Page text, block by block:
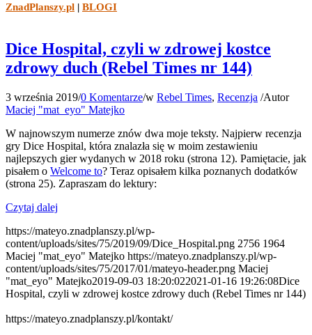
ZnadPlanszy.pl | BLOGI
Dice Hospital, czyli w zdrowej kostce
zdrowy duch (Rebel Times nr 144)
3 września 2019/0 Komentarze/w Rebel Times, Recenzja /Autor
Maciej "mat_eyo" Matejko
W najnowszym numerze znów dwa moje teksty. Najpierw recenzja
gry Dice Hospital, która znalazła się w moim zestawieniu
najlepszych gier wydanych w 2018 roku (strona 12). Pamiętacie, jak
pisałem o Welcome to? Teraz opisałem kilka poznanych dodatków
(strona 25). Zapraszam do lektury:
Czytaj dalej
https://mateyo.znadplanszy.pl/wp-
content/uploads/sites/75/2019/09/Dice_Hospital.png 2756 1964
Maciej "mat_eyo" Matejko https://mateyo.znadplanszy.pl/wp-
content/uploads/sites/75/2017/01/mateyo-header.png Maciej
"mat_eyo" Matejko2019-09-03 18:20:022021-01-16 19:26:08Dice
Hospital, czyli w zdrowej kostce zdrowy duch (Rebel Times nr 144)
https://mateyo.znadplanszy.pl/kontakt/